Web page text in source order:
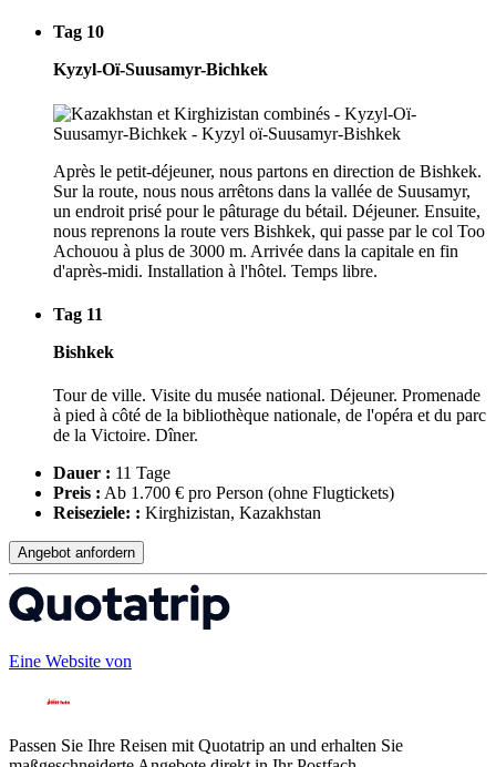
Tag 10
Kyzyl-Oï-Suusamyr-Bichkek
Après le petit-déjeuner, nous partons en direction de Bishkek.
Sur la route, nous nous arrêtons dans la vallée de Suusamyr,
un endroit prisé pour le pâturage du bétail. Déjeuner. Ensuite,
nous reprenons la route vers Bishkek, qui passe par le col Too
Achouou à plus de 3000 m. Arrivée dans la capitale en fin
d'après-midi. Installation à l'hôtel. Temps libre.
Tag 11
Bishkek
Tour de ville. Visite du musée national. Déjeuner. Promenade
à pied à côté de la bibliothèque nationale, de l'opéra et du parc
de la Victoire. Dîner.
Dauer : 11 Tage
Preis : Ab 1.700 € pro Person (ohne Flugtickets)
Reiseziele: : Kirghizistan, Kazakhstan
Angebot anfordern
Eine Website von
Passen Sie Ihre Reisen mit Quotatrip an und erhalten Sie